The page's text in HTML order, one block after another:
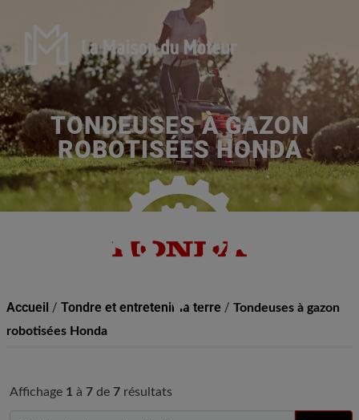
TONDEUSES À GAZON
ROBOTISÉES HONDA
Accueil / Tondre et entretenir la terre / Tondeuses à gazon
robotisées Honda
Affichage 1 à 7 de 7 résultats